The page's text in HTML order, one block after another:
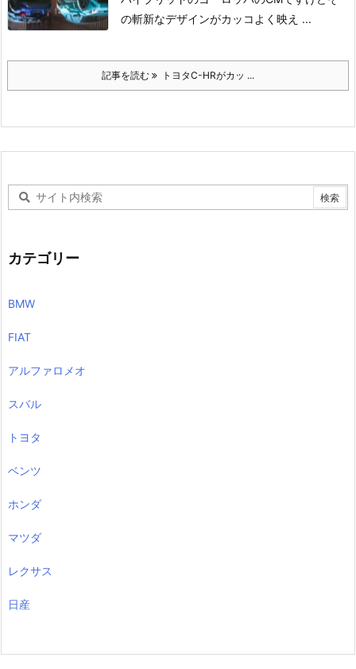
の斬新なデザインがカッコよく映え ...
記事を読む トヨタC-HRがカッ ...
カテゴリー
BMW
FIAT
アルファロメオ
スバル
トヨタ
ベンツ
ホンダ
マツダ
レクサス
日産